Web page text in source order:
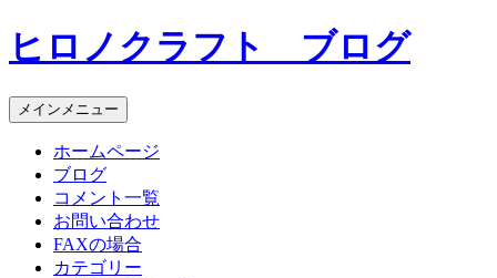
コ
ン
ン
ツ
ヒロノクラフト ブログ
メインメニュー
ホームページ
ブログ
コメント一覧
お問い合わせ
FAXの場合
カテゴリー